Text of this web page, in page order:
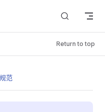
Return to top
范